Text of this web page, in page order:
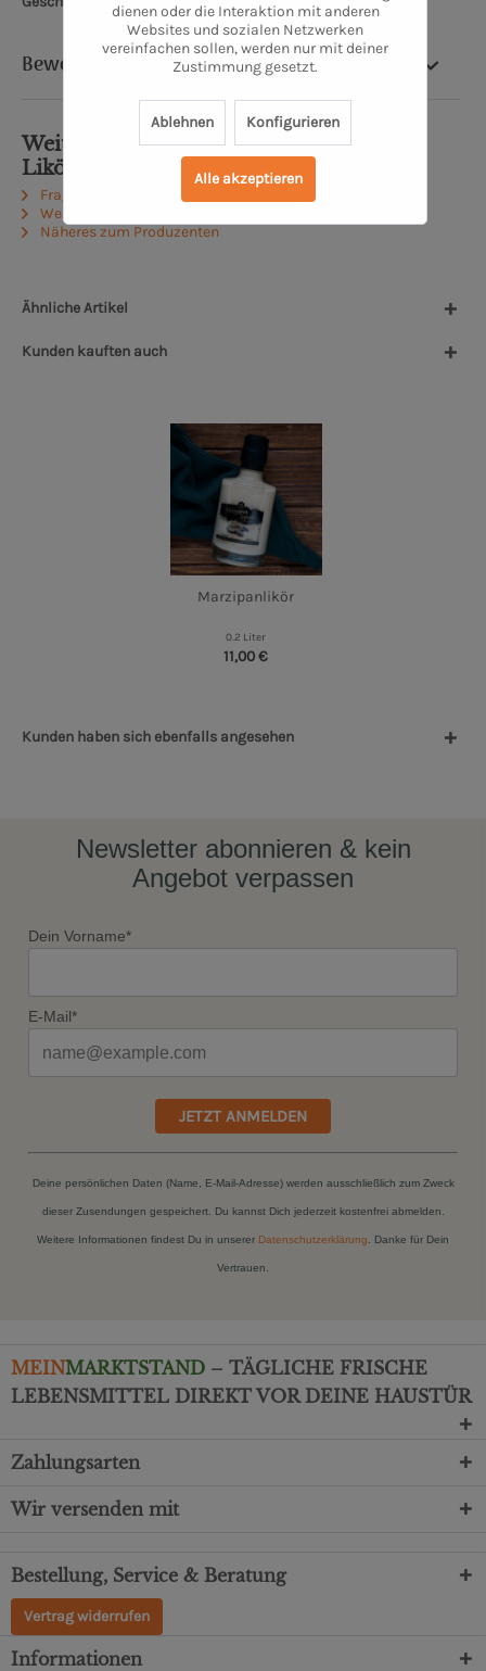
Bewertung
Weiterführende Links zu "But­ter Scotch
Likör"
Fragen zum Artikel?
Weitere Artikel von Kochschule Erich Holzer
Näheres zum Produzenten
Ähnliche Artikel
Kunden kauften auch
Marzipanlikör
0.2 Liter
11,00 €
Kunden haben sich ebenfalls angesehen
Newsletter abonnieren & kein
Angebot verpassen
Dein Vorname*
E-Mail*
JETZT ANMELDEN
Deine persönlichen Daten (Name, E-Mail-Adresse) werden ausschließlich zum Zweck
dieser Zusendungen gespeichert. Du kannst Dich jederzeit kostenfrei abmelden.
Weitere Informationen findest Du in unserer Datenschutzerklärung . Danke für Dein
Vertrauen.
MEINMARKTSTAND – TÄGLICHE FRISCHE
LEBENSMITTEL DIREKT VOR DEINE HAUSTÜR
Zahlungsarten
Wir versenden mit
Bestellung, Service & Beratung
Vertrag widerrufen
Informationen
dienen oder die Interaktion mit anderen
Websites und sozialen Netzwerken
vereinfachen sollen, werden nur mit deiner
Zustimmung gesetzt.
Ablehnen Konfigurieren
Alle akzeptieren